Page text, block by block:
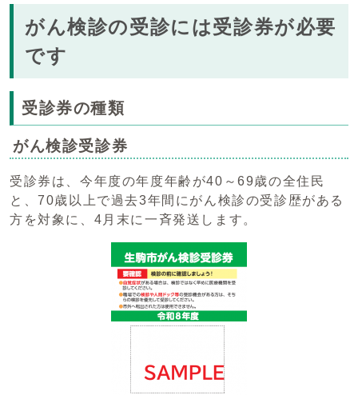
がん検診の受診には受診券が必要
です
受診券の種類
がん検診受診券
受診券は、今年度の年度年齢が40～69歳の全住民
と、70歳以上で過去3年間にがん検診の受診歴がある
方を対象に、4月末に一斉発送します。